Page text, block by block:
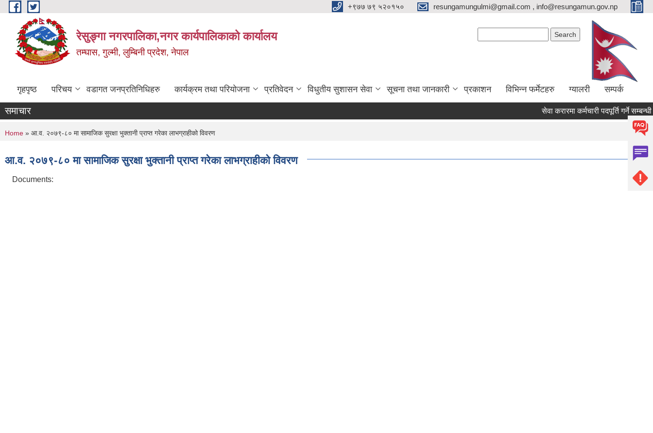
Skip to main content +९७७ ७९ ५२०१५० resungamungulmi@gmail.com , info@resungamun.gov.np
रेसुङ्गा नगरपालिका,नगर कार्यपालिकाको कार्यालय
तम्घास, गुल्मी, लुम्बिनी प्रदेश, नेपाल
गृहपृष्ठ परिचय वडागत जनप्रतिनिधिहरु कार्यक्रम तथा परियोजना प्रतिवेदन विधुतीय सुशासन सेवा सूचना तथा जानकारी प्रकाशन विभिन्न फर्मेटहरु ग्यालरी सम्पर्क
समाचार सेवा करारमा कर्मचारी पदपूर्ति गर्ने सम्बन्धी
You are here
Home » आ.व. २०७९-८० मा सामाजिक सुरक्षा भुक्तानी प्राप्त गरेका लाभग्राहीको विवरण
आ.व. २०७९-८० मा सामाजिक सुरक्षा भुक्तानी प्राप्त गरेका लाभग्राहीको विवरण
Documents: